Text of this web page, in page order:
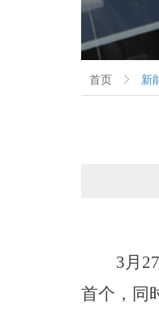
首页 ꁕ 新
3月
首个，同